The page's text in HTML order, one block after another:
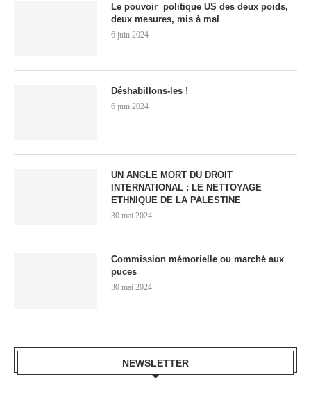
Le pouvoir politique US des deux poids,
deux mesures, mis à mal
6 juin 2024
Déshabillons-les !
6 juin 2024
UN ANGLE MORT DU DROIT
INTERNATIONAL : LE NETTOYAGE
ETHNIQUE DE LA PALESTINE
30 mai 2024
Commission mémorielle ou marché aux
puces
30 mai 2024
NEWSLETTER